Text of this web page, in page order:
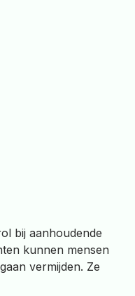
bij aanhoudende
kunnen mensen
vermijden. Ze